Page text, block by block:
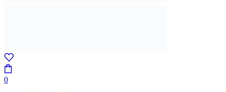
0